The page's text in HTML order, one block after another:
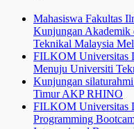
Mahasiswa Fakultas
Kunjungan
Teknikal Malaysia
FILKOM Universitas
Menuju Universiti
Kunjungan
Timur AKP RHINO
FILKOM Universitas
Programming